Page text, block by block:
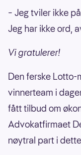
– Jeg tviler ikke
Jeg har ikke ord,
Vi gratulerer!
Den ferske
vinnerteam i
fått tilbud om
Advokatfirmaet
nøytral part i